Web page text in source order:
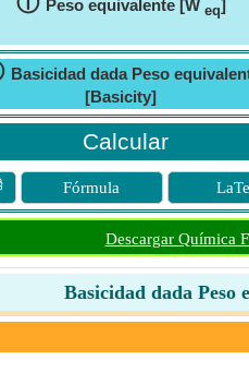
Peso equivalente [W eq]
Basicidad dada Peso
[Basicity]
Fórmula
Descargar Química
Basicidad dada Peso